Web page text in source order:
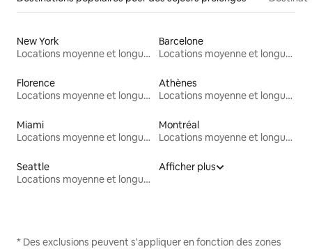
New York
Locations moyenne et longue durée
Barcelone
Locations moyenne et longue durée
Florence
Locations moyenne et longue durée
Athènes
Locations moyenne et longue durée
Miami
Locations moyenne et longue durée
Montréal
Locations moyenne et longue durée
Seattle
Locations moyenne et longue durée
Afficher plus
* Des exclusions peuvent s'appliquer en fonction des zones